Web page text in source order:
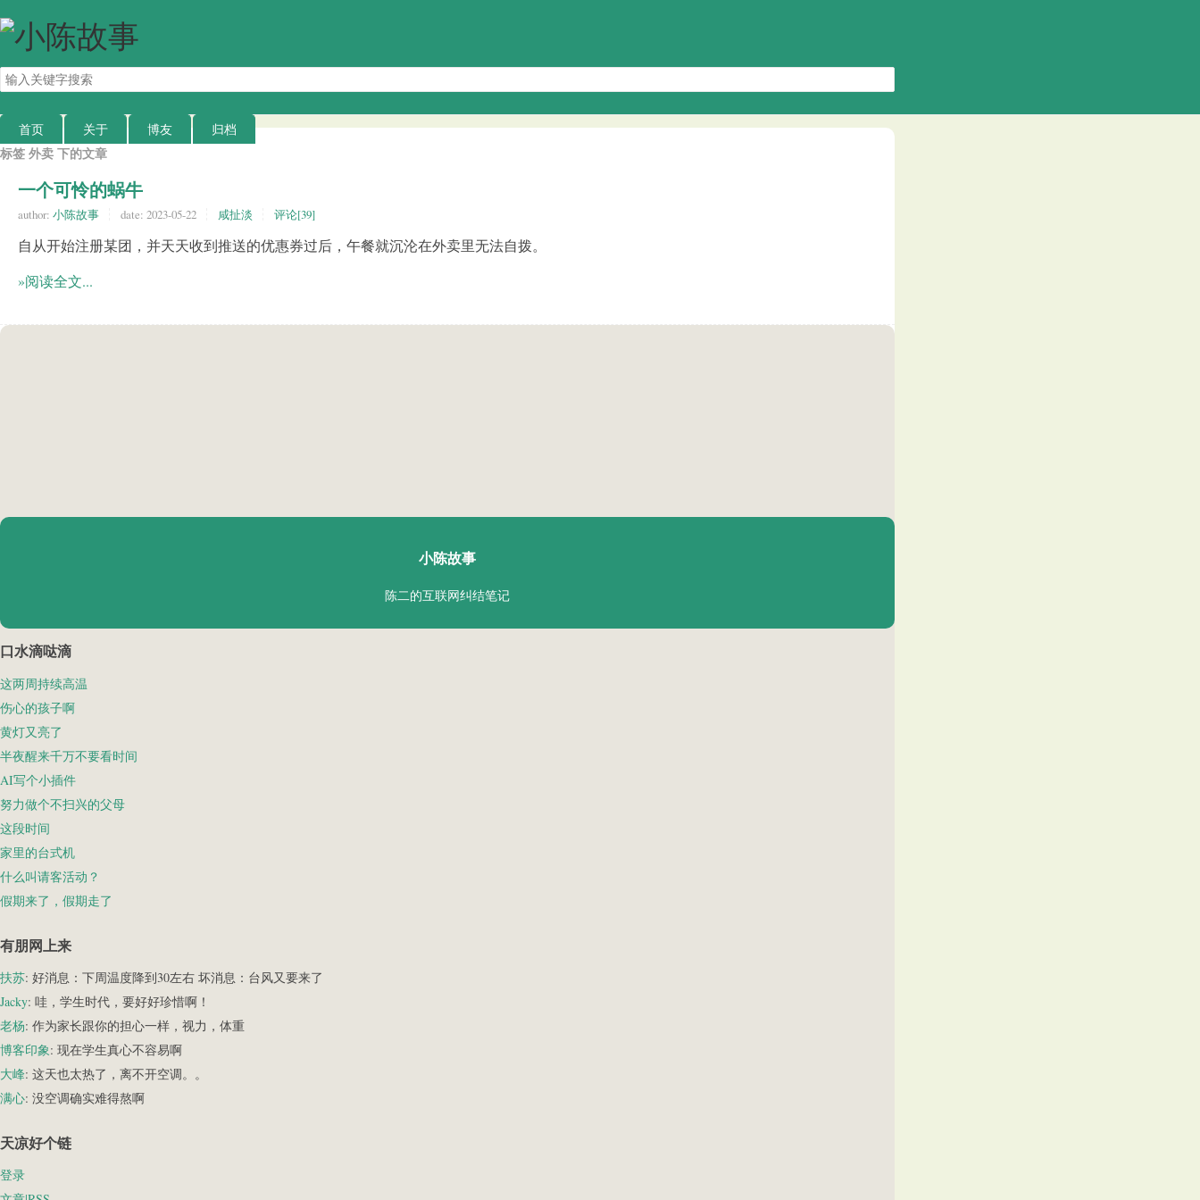
搜
索
键
首页 关于 博友 归档
标签 外卖 下的文章
一个可怜的蜗牛
author: 小陈故事 date: 2023-05-22 咸扯淡 评论[39]
自从开始注册某团，并天天收到推送的优惠券过后，午餐就沉沦在外卖里无法自拨。
»阅读全文...
陈二Chenèr
小陈故事
陈二的互联网纠结笔记
口水滴哒滴
这两周持续高温
伤心的孩子啊
黄灯又亮了
半夜醒来千万不要看时间
AI写个小插件
努力做个不扫兴的父母
这段时间
家里的台式机
什么叫请客活动？
假期来了，假期走了
有朋网上来
扶苏: 好消息：下周温度降到30左右 坏消息：台风又要来了
Jacky: 哇，学生时代，要好好珍惜啊！
老杨: 作为家长跟你的担心一样，视力，体重
博客印象: 现在学生真心不容易啊
大峰: 这天也太热了，离不开空调。。
满心: 没空调确实难得熬啊
天凉好个链
登录